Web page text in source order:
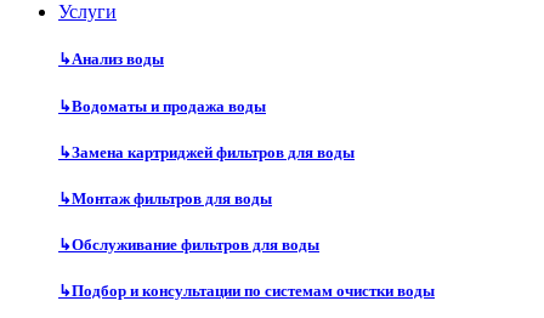
Услуги
↳Анализ воды
↳Водоматы и продажа воды
↳Замена картриджей фильтров для воды
↳Монтаж фильтров для воды
↳Обслуживание фильтров для воды
↳Подбор и консультации по системам очистки воды